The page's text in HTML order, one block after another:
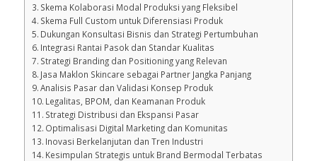
Skema Kolaborasi Modal Produksi yang Fleksibel
Skema Full Custom untuk Diferensiasi Produk
Dukungan Konsultasi Bisnis dan Strategi Pertumbuhan
Integrasi Rantai Pasok dan Standar Kualitas
Strategi Branding dan Positioning yang Relevan
Jasa Maklon Skincare sebagai Partner Jangka Panjang
Analisis Pasar dan Validasi Konsep Produk
Legalitas, BPOM, dan Keamanan Produk
Strategi Distribusi dan Ekspansi Pasar
Optimalisasi Digital Marketing dan Komunitas
Inovasi Berkelanjutan dan Tren Industri
Kesimpulan Strategis untuk Brand Bermodal Terbatas